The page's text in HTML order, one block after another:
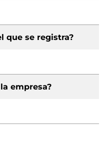
que se registra?
empresa?